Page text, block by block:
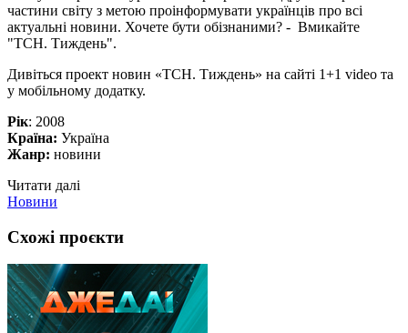
частини світу з метою проінформувати українців про всі
актуальні новини. Хочете бути обізнаними? - Вмикайте
"ТСН. Тиждень".
Дивіться проект новин «ТСН. Тиждень» на сайті 1+1 video та
у мобільному додатку.
Рік: 2008
Країна: Україна
Жанр: новини
Читати далі
Новини
Схожі проєкти